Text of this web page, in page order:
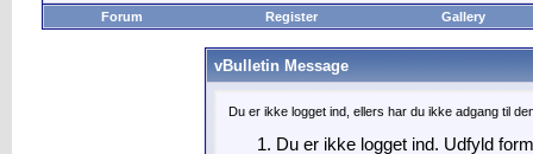
Forum Register Gallery
vBulletin Message
Du er ikke logget ind, ellers har du ikke adgang til
Du er ikke logget ind. Udfyld